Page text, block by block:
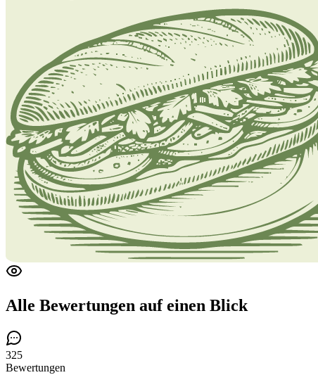
Alle Bewertungen auf einen Blick
325
Bewertungen